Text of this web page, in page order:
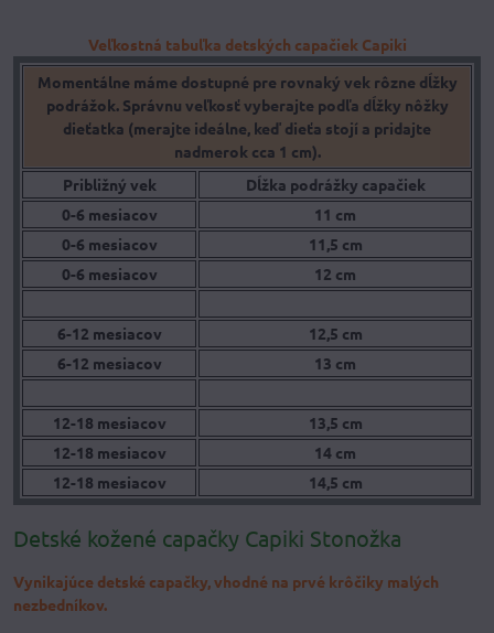
Veľkostná tabuľka detských capačiek Capiki
Momentálne máme dostupné pre rovnaký vek rôzne dĺžky
podrážok. Správnu veľkosť vyberajte podľa dĺžky nôžky
dieťatka (merajte ideálne, keď dieťa stojí a pridajte
nadmerok cca 1 cm).
Približný vek
Dĺžka podrážky capačiek
0-6 mesiacov
11 cm
0-6 mesiacov
11,5 cm
0-6 mesiacov
12 cm
6-12 mesiacov
12,5 cm
6-12 mesiacov
13 cm
12-18 mesiacov
13,5 cm
12-18 mesiacov
14 cm
12-18 mesiacov
14,5 cm
Detské kožené capačky Capiki Stonožka
Vynikajúce detské capačky, vhodné na prvé krôčiky malých
nezbedníkov.